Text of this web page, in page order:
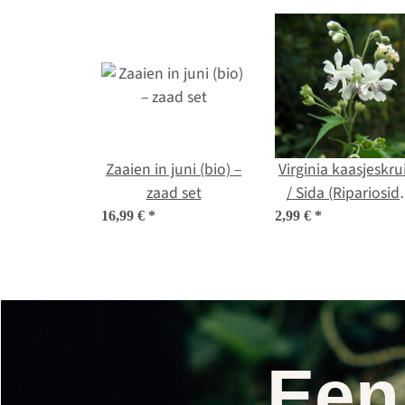
Zaaien in juni (bio) –
zaad set
16,99 € *
Virginia
/ Sida
hermaphrodita) bio
2,99 € *